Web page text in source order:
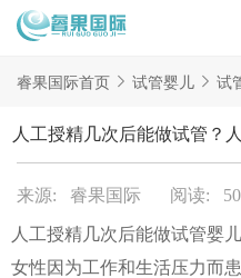
首页
试管项目
试管百科
试管医院
睿果国际首页 试管婴儿 试
人工授精几次后能做试管？
来源: 睿果国际 阅读:
人工授精几次后能做试管婴
女性因为工作和生活压力而